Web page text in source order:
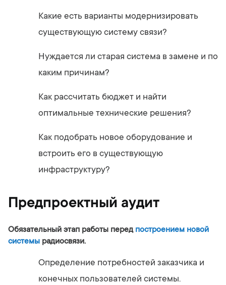
Какие есть варианты модернизировать
существующую систему связи?
Нуждается ли старая система в замене и по
каким причинам?
Как рассчитать бюджет и найти
оптимальные технические решения?
Как подобрать новое оборудование и
встроить его в существующую
инфраструктуру?
Предпроектный аудит
Обязательный этап работы перед построением новой
системы радиосвязи.
Определение потребностей заказчика и
конечных пользователей системы.